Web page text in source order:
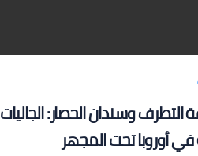
وسندان الحصار: الجاليات
أوروبا تحت المجهر